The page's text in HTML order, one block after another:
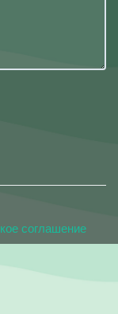
соглашение